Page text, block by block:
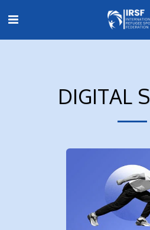
DIGITAL